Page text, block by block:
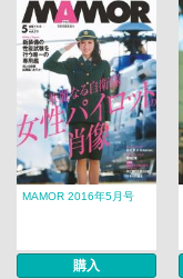
MAMOR 2016年5月号
購入